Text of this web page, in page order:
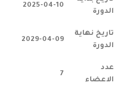
الدورة
2025-04-10
تاريخ نهاية
الدورة
2029-04-09
عدد
الاعضاء
7